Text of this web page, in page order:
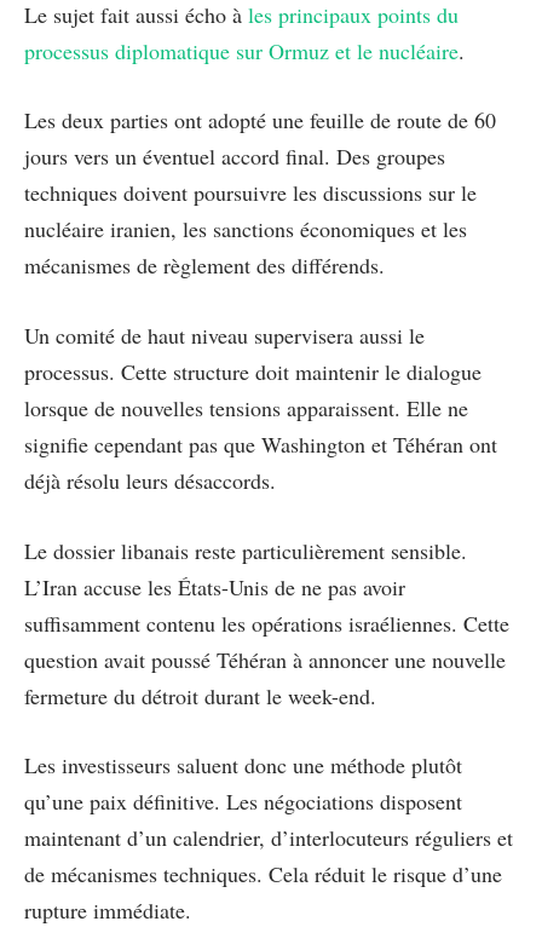
Le sujet fait aussi écho à les principaux points du
processus diplomatique sur Ormuz et le nucléaire.
Les deux parties ont adopté une feuille de route de 60
jours vers un éventuel accord final. Des groupes
techniques doivent poursuivre les discussions sur le
nucléaire iranien, les sanctions économiques et les
mécanismes de règlement des différends.
Un comité de haut niveau supervisera aussi le
processus. Cette structure doit maintenir le dialogue
lorsque de nouvelles tensions apparaissent. Elle ne
signifie cependant pas que Washington et Téhéran ont
déjà résolu leurs désaccords.
Le dossier libanais reste particulièrement sensible.
L’Iran accuse les États-Unis de ne pas avoir
suffisamment contenu les opérations israéliennes. Cette
question avait poussé Téhéran à annoncer une nouvelle
fermeture du détroit durant le week-end.
Les investisseurs saluent donc une méthode plutôt
qu’une paix définitive. Les négociations disposent
maintenant d’un calendrier, d’interlocuteurs réguliers et
de mécanismes techniques. Cela réduit le risque d’une
rupture immédiate.